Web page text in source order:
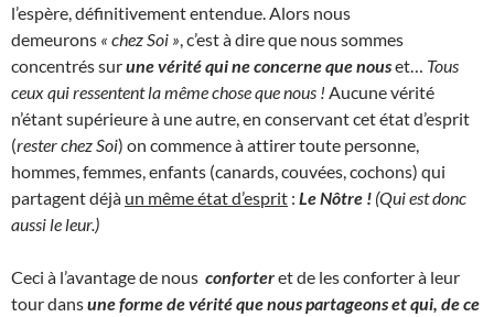
l’espère, définitivement entendue. Alors nous
demeurons « chez Soi » , c’est à dire que nous sommes
concentrés surune vérité qui ne concerne que nouset… Tous
ceux qui ressentent la même chose que nous ! Aucune vérité
n’étant supérieure à une autre, en conservant cet état d’esprit
(rester chez Soi) on commence à attirer toute personne,
hommes, femmes, enfants (canards, couvées, cochons) qui
partagent déjà un même état d’esprit : Le Nôtre ! (Qui est donc
aussi le leur.)
Ceci à l’avantage de nous conforteret de les conforter à leur
tour dansune forme de vérité que nous partageons et qui, de ce